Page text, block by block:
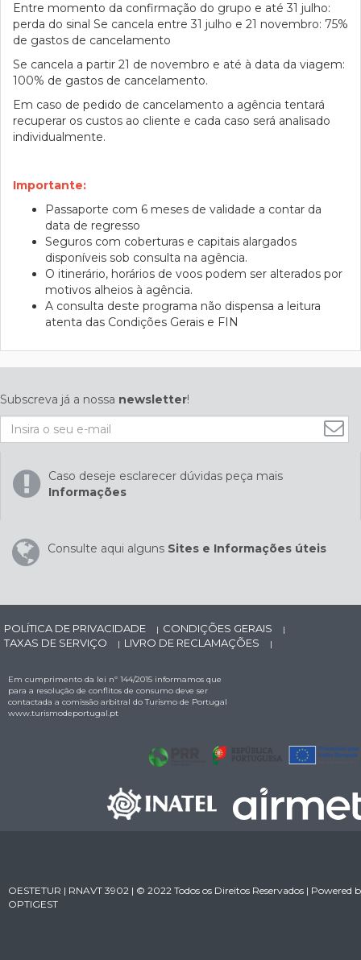
Entre momento da confirmação do grupo e até 31 julho:
perda do sinal Se cancela entre 31 julho e 21 novembro: 75%
de gastos de cancelamento
Se cancela a partir 21 de novembro e até à data da viagem:
100% de gastos de cancelamento.
Em caso de pedido de cancelamento a agência tentará
recuperar os custos ao cliente e cada caso será analisado
individualmente.
Importante:
Passaporte com 6 meses de validade a contar da
data de regresso
Seguros com coberturas e capitais alargados
disponíveis sob consulta na agência.
O itinerário, horários de voos podem ser alterados por
motivos alheios à agência.
A consulta deste programa não dispensa a leitura
atenta das Condições Gerais e FIN
Subscreva já a nossa newsletter!
Caso deseje esclarecer dúvidas peça mais
Informações
Consulte aqui alguns Sites e Informações úteis
POLÍTICA DE PRIVACIDADE | CONDIÇÕES GERAIS |
TAXAS DE SERVIÇO | LIVRO DE RECLAMAÇÕES |
Em cumprimento da lei nº 144/2015 informamos que
para a resolução de conflitos de consumo deve ser
contactada a comissão arbitral do Turismo de Portugal
www.turismodeportugal.pt
OESTETUR | RNAVT 3902 | © 2022 Todos os Direitos Reservados | Powered
OPTIGEST